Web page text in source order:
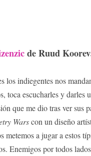
de Ruud
los indiegentes nos
toca escucharles y darles
que me dio tras ver sus
Warscon un diseño
metemos a jugar a estos
Enemigos por todos